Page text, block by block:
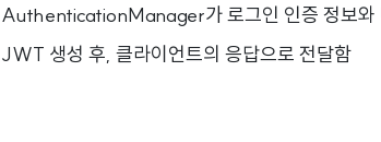
AuthenticationManager가 로그인 인증 정보
JWT 생성 후, 클라이언트의 응답으로 전달함